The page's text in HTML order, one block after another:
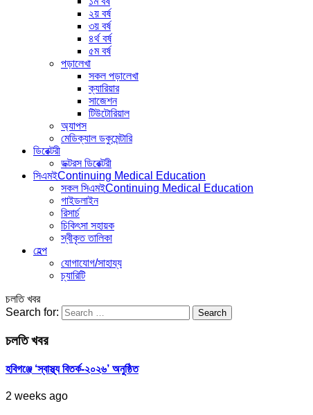
২য় বর্ষ
৩য় বর্ষ
৪র্থ বর্ষ
৫ম বর্ষ
পড়ালেখা
সকল পড়ালেখা
ক্যারিয়ার
সাজেশন
টিউটোরিয়াল
অ্যাপস
মেডিক্যাল ডকুমেন্টারি
ডিরেক্টরী
ডক্টরস ডিরেক্টরী
সিএমইContinuing Medical Education
সকল সিএমইContinuing Medical Education
গাইডলাইন
রিসার্চ
চিকিৎসা সহায়ক
স্বীকৃত তালিকা
হেল্প
যোগাযোগ/সাহায্য
চ্যারিটি
চলতি খবর
Search for:
চলতি খবর
হবিগঞ্জে ‘স্বাস্থ্য বিতর্ক-২০২৬’ অনুষ্ঠিত
2 weeks ago